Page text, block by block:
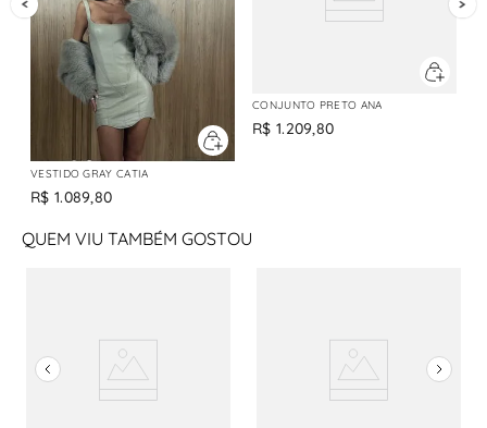
VESTIDO GRAY CATIA
R$ 1.089,80
CONJUNTO PRETO ANA
R$ 1.209,80
QUEM VIU TAMBÉM GOSTOU